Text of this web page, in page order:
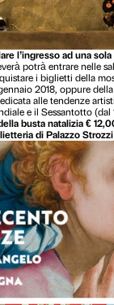
fra diverse
26 e over 65
Palazzo
oppureonlinea